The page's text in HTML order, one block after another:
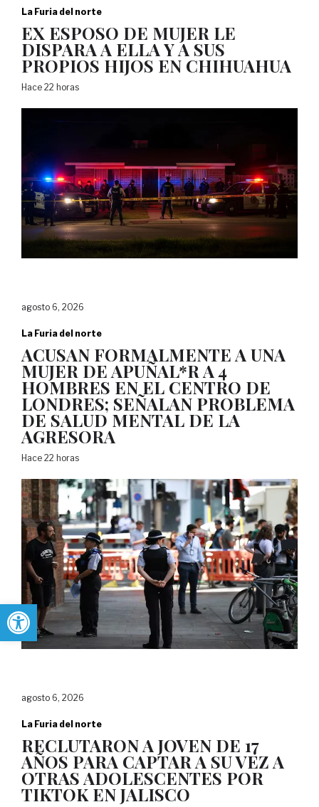
Abrir barra de herramientas
La Furia del norte
EX ESPOSO DE MUJER LE
DISPARA A ELLA Y A SUS
PROPIOS HIJOS EN CHIHUAHUA
Hace 22 horas
agosto 6, 2026
La Furia del norte
ACUSAN FORMALMENTE A UNA
MUJER DE APUÑAL*R A 4
HOMBRES EN EL CENTRO DE
LONDRES; SEÑALAN PROBLEMA
DE SALUD MENTAL DE LA
AGRESORA
Hace 22 horas
agosto 6, 2026
La Furia del norte
RECLUTARON A JOVEN DE 17
AÑOS PARA CAPTAR A SU VEZ A
OTRAS ADOLESCENTES POR
TIKTOK EN JALISCO